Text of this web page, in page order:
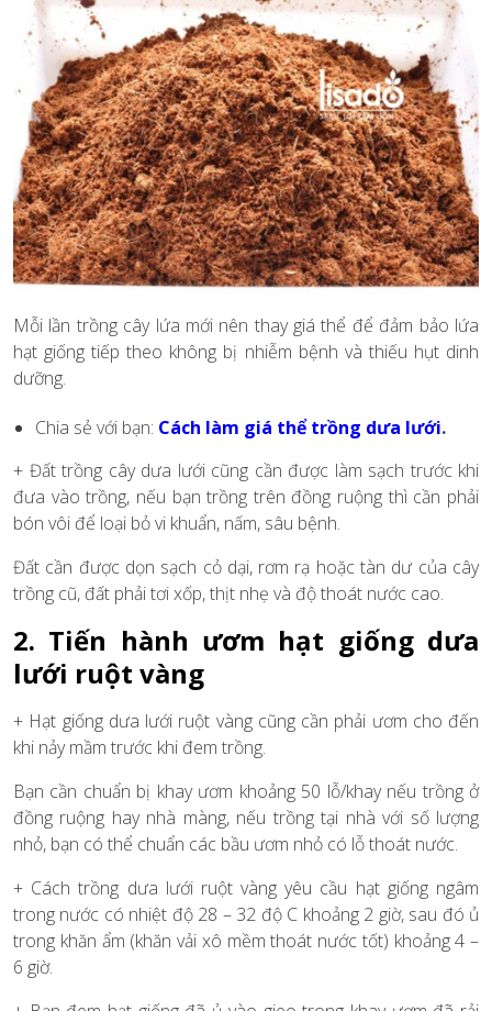
Mỗi lần trồng cây lứa mới nên thay giá thể để đảm bảo lứa
hạt giống tiếp theo không bị nhiễm bệnh và thiếu hụt dinh
dưỡng.
Chia sẻ với bạn: Cách làm giá thể trồng dưa lưới.
+ Đất trồng cây dưa lưới cũng cần được làm sạch trước khi
đưa vào trồng, nếu bạn trồng trên đồng ruộng thì cần phải
bón vôi để loại bỏ vi khuẩn, nấm, sâu bệnh.
Đất cần được dọn sạch cỏ dại, rơm rạ hoặc tàn dư của cây
trồng cũ, đất phải tơi xốp, thịt nhẹ và độ thoát nước cao.
2. Tiến hành ươm hạt giống dưa
lưới ruột vàng
+ Hạt giống dưa lưới ruột vàng cũng cần phải ươm cho đến
khi nảy mầm trước khi đem trồng.
Bạn cần chuẩn bị khay ươm khoảng 50 lỗ/khay nếu trồng ở
đồng ruộng hay nhà màng, nếu trồng tại nhà với số lượng
nhỏ, bạn có thể chuẩn các bầu ươm nhỏ có lỗ thoát nước.
+ Cách trồng dưa lưới ruột vàng yêu cầu hạt giống ngâm
trong nước có nhiệt độ 28 – 32 độ C khoảng 2 giờ, sau đó ủ
trong khăn ẩm (khăn vải xô mềm thoát nước tốt) khoảng 4 –
6 giờ.